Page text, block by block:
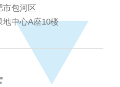
包河区
地中心A座10楼